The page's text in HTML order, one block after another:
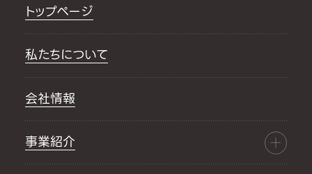
トップページ
私たちについて
会社情報
事業紹介